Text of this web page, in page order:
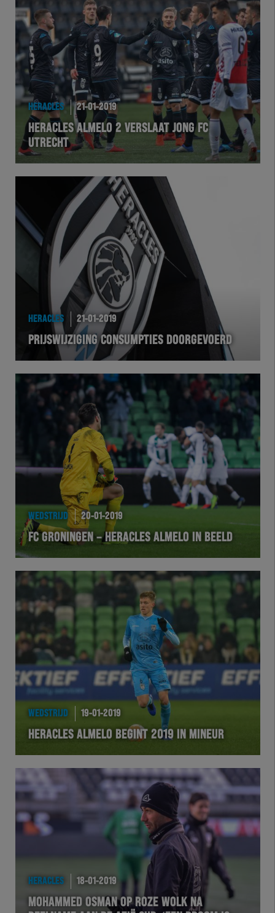
HERACLES 21-01-2019
HERACLES ALMELO 2 VERSLAAT JONG FC
UTRECHT
HERACLES 21-01-2019
PRIJSWIJZIGING CONSUMPTIES DOORGEVOERD
WEDSTRIJD 20-01-2019
FC GRONINGEN – HERACLES ALMELO IN BEELD
WEDSTRIJD 19-01-2019
HERACLES ALMELO BEGINT 2019 IN MINEUR
HERACLES 18-01-2019
MOHAMMED OSMAN OP ROZE WOLK NA